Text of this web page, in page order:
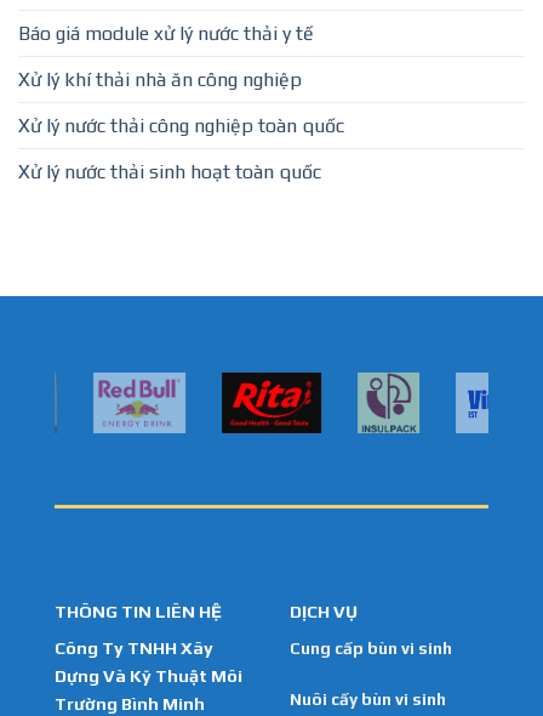
Báo giá module xử lý nước thải y tế
Xử lý khí thải nhà ăn công nghiệp
Xử lý nước thải công nghiệp toàn quốc
Xử lý nước thải sinh hoạt toàn quốc
THÔNG TIN LIÊN HỆ
Công Ty TNHH Xây
Dựng Và Kỹ Thuật Môi
Trường Bình Minh
DỊCH VỤ
Cung cấp bùn vi sinh
Nuôi cấy bùn vi sinh